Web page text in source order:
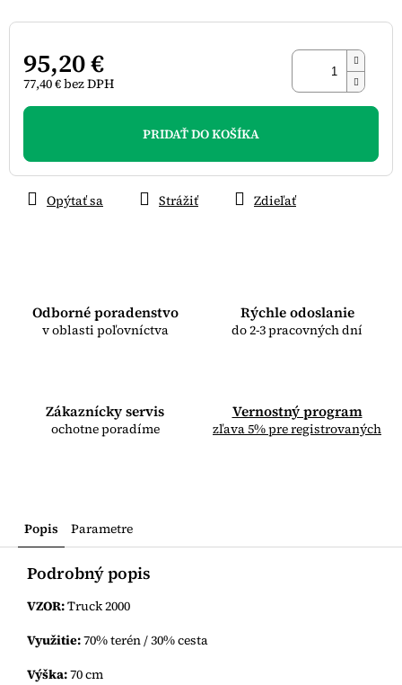
95,20 €
77,40 € bez DPH
Jednotková
PRIDAŤ DO KOŠÍKA
Odborné poradenstvo
v oblasti poľovníctva
Rýchle odoslanie
do 2-3 pracovných dní
Zákaznícky servis
ochotne poradíme
Vernostný program
zľava 5% pre registrovaných
Opýtať sa Strážiť Zdieľať
Popis Parametre
Podrobný popis
VZOR:Truck 2000
Využitie:70% terén / 30% cesta
Výška:70 cm